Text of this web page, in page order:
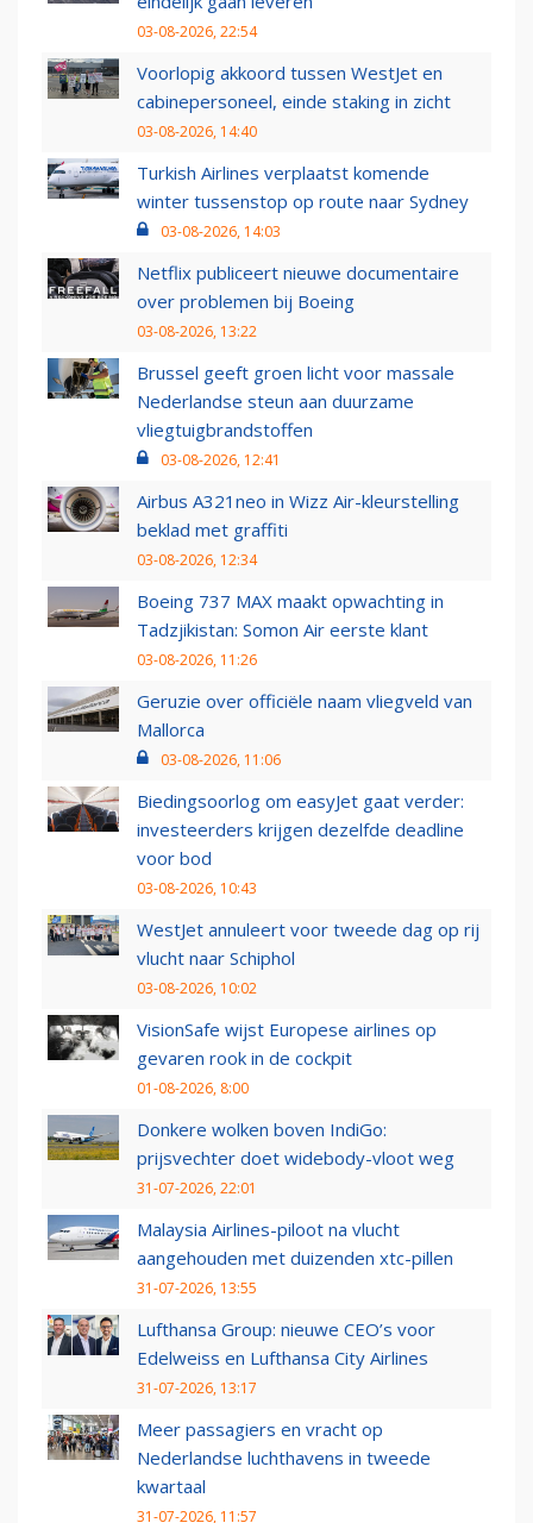
03-08-2026, 22:54
Voorlopig akkoord tussen WestJet en
cabinepersoneel, einde staking in zicht
03-08-2026, 14:40
Turkish Airlines verplaatst komende
winter tussenstop op route naar Sydney
03-08-2026, 14:03
Netflix publiceert nieuwe documentaire
over problemen bij Boeing
03-08-2026, 13:22
Brussel geeft groen licht voor massale
Nederlandse steun aan duurzame
vliegtuigbrandstoffen
03-08-2026, 12:41
Airbus A321neo in Wizz Air-kleurstelling
beklad met graffiti
03-08-2026, 12:34
Boeing 737 MAX maakt opwachting in
Tadzjikistan: Somon Air eerste klant
03-08-2026, 11:26
Geruzie over officiële naam vliegveld van
Mallorca
03-08-2026, 11:06
Biedingsoorlog om easyJet gaat verder:
investeerders krijgen dezelfde deadline
voor bod
03-08-2026, 10:43
WestJet annuleert voor tweede dag op rij
vlucht naar Schiphol
03-08-2026, 10:02
VisionSafe wijst Europese airlines op
gevaren rook in de cockpit
01-08-2026, 8:00
Donkere wolken boven IndiGo:
prijsvechter doet widebody-vloot weg
31-07-2026, 22:01
Malaysia Airlines-piloot na vlucht
aangehouden met duizenden xtc-pillen
31-07-2026, 13:55
Lufthansa Group: nieuwe CEO’s voor
Edelweiss en Lufthansa City Airlines
31-07-2026, 13:17
Meer passagiers en vracht op
Nederlandse luchthavens in tweede
kwartaal
31-07-2026, 11:57